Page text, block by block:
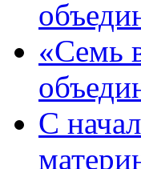
«Семь
С